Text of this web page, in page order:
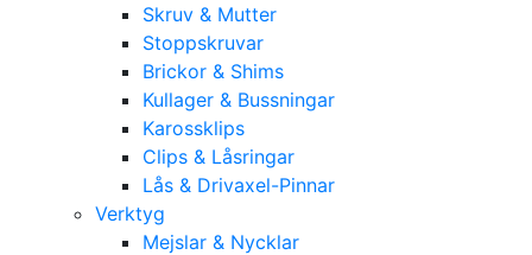
Skruv & Mutter
Stoppskruvar
Brickor & Shims
Kullager & Bussningar
Karossklips
Clips & Låsringar
Lås & Drivaxel-Pinnar
Verktyg
Mejslar & Nycklar